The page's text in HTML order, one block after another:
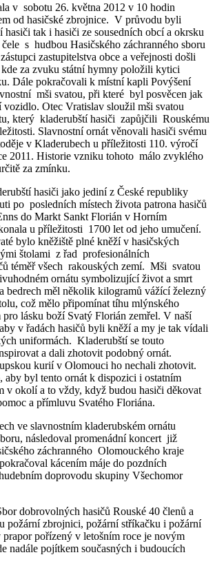
v sobotu 26. května 2012 v 10 hodin
od hasičské zbrojnice. V průvodu byli
hasiči tak i hasiči ze sousedních obcí a okrsku
s hudbou Hasičského záchranného sboru
zastupitelstva obce a veřejnosti došli
za zvuku státní hymny položili kytici
Dále pokračovali k místní kapli Povýšení
mši svatou, při které byl posvěcen jak
Otec Vratislav sloužil mši svatou
který kladerubští hasiči zapůjčili Rouskému
Slavnostní ornát věnovali hasiči svému
v Kladerubech u příležitosti 110. výročí
2011. Historie vzniku tohoto málo zvyklého
za zmínku.
hasiči jako jediní z České republiky
po posledních místech života patrona hasičů
do Markt Sankt Florián v Horním
u příležitosti 1700 let od jeho umučení.
bylo kněžiště plné kněží v hasičských
štolami z řad profesionálních
téměř všech rakouských zemí. Mši svatou
ornátu symbolizující život a smrt
bedrech měl několik kilogramů vážící železný
což mělo připomínat tíhu mlýnského
pro lásku boží Svatý Florián zemřel. V naší
v řadách hasičů byli kněží a my je tak vídali
uniformách. Kladerubští se touto
a dali zhotovit podobný ornát.
kurií v Olomouci ho nechali zhotovit.
byl tento ornát k dispozici i ostatním
v okolí a to vždy, když budou hasiči děkovat
a přímluvu Svatého Floriána.
ve slavnostním kladerubském ornátu
následoval promenádní koncert již
záchranného Olomouckého kraje
kácením máje do pozdních
doprovodu skupiny Všechomor
dobrovolných hasičů Rouské 40 členů a
požární zbrojnici, požární stříkačku i požární
pořízený v letošním roce je novým
nadále pojítkem současných i budoucích